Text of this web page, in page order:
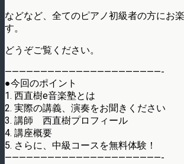
などなど、全てのピアノ初級者の方にお
す。
どうぞご覧ください。
——————————————————————-
●今回のポイント
1. 西直樹e音楽塾とは
2. 実際の講義、演奏をお聞きください
3. 講師 西直樹プロフィール
4. 講座概要
5. さらに、中級コースを無料体験！
——————————————————————-